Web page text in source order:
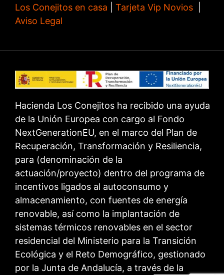
Los Conejitos en casa
Tarjeta Vip Novios
Aviso Legal
Hacienda Los Conejitos ha recibido una ayuda
de la Unión Europea con cargo al Fondo
NextGenerationEU, en el marco del Plan de
Recuperación, Transformación y Resiliencia,
para (denominación de la
actuación/proyecto) dentro del programa de
incentivos ligados al autoconsumo y
almacenamiento, con fuentes de energía
renovable, así como la implantación de
sistemas térmicos renovables en el sector
residencial del Ministerio para la Transición
Ecológica y el Reto Demográfico, gestionado
por la Junta de Andalucía, a través de la